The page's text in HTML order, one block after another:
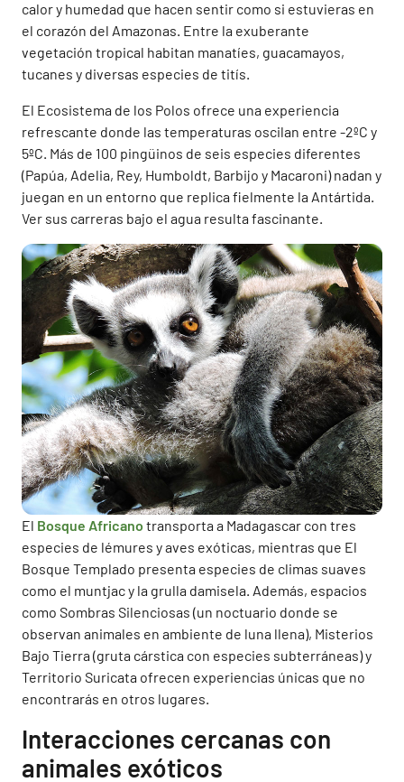
calor y humedad que hacen sentir como si estuvieras en
el corazón del Amazonas. Entre la exuberante
vegetación tropical habitan manatíes, guacamayos,
tucanes y diversas especies de titís.
El Ecosistema de los Polos ofrece una experiencia
refrescante donde las temperaturas oscilan entre -2ºC y
5ºC. Más de 100 pingüinos de seis especies diferentes
(Papúa, Adelia, Rey, Humboldt, Barbijo y Macaroni) nadan y
juegan en un entorno que replica fielmente la Antártida.
Ver sus carreras bajo el agua resulta fascinante.
El Bosque Africano transporta a Madagascar con tres
especies de lémures y aves exóticas, mientras que El
Bosque Templado presenta especies de climas suaves
como el muntjac y la grulla damisela. Además, espacios
como Sombras Silenciosas (un noctuario donde se
observan animales en ambiente de luna llena), Misterios
Bajo Tierra (gruta cárstica con especies subterráneas) y
Territorio Suricata ofrecen experiencias únicas que no
encontrarás en otros lugares.
Interacciones cercanas con
animales exóticos